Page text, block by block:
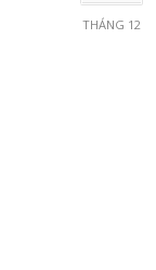
THÁNG 12